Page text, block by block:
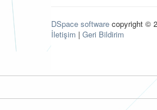
DSpace software copyright ©
İletişim | Geri Bildirim